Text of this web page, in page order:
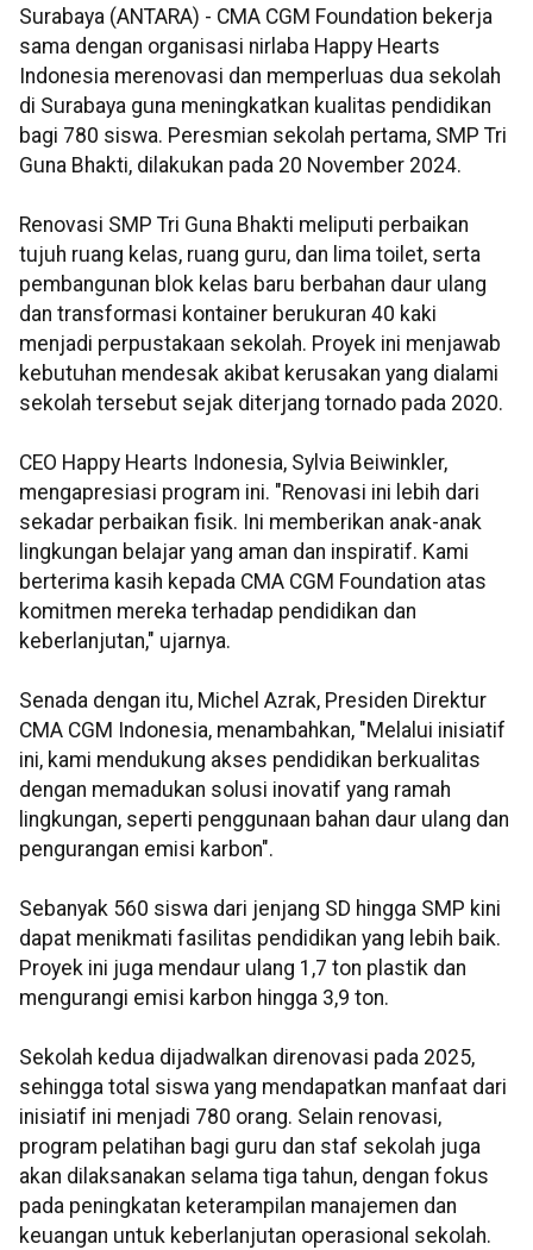
Surabaya (ANTARA) - CMA CGM Foundation bekerja
sama dengan organisasi nirlaba Happy Hearts
Indonesia merenovasi dan memperluas dua sekolah
di Surabaya guna meningkatkan kualitas pendidikan
bagi 780 siswa. Peresmian sekolah pertama, SMP Tri
Guna Bhakti, dilakukan pada 20 November 2024.
Renovasi SMP Tri Guna Bhakti meliputi perbaikan
tujuh ruang kelas, ruang guru, dan lima toilet, serta
pembangunan blok kelas baru berbahan daur ulang
dan transformasi kontainer berukuran 40 kaki
menjadi perpustakaan sekolah. Proyek ini menjawab
kebutuhan mendesak akibat kerusakan yang dialami
sekolah tersebut sejak diterjang tornado pada 2020.
CEO Happy Hearts Indonesia, Sylvia Beiwinkler,
mengapresiasi program ini. "Renovasi ini lebih dari
sekadar perbaikan fisik. Ini memberikan anak-anak
lingkungan belajar yang aman dan inspiratif. Kami
berterima kasih kepada CMA CGM Foundation atas
komitmen mereka terhadap pendidikan dan
keberlanjutan," ujarnya.
Senada dengan itu, Michel Azrak, Presiden Direktur
CMA CGM Indonesia, menambahkan, "Melalui inisiatif
ini, kami mendukung akses pendidikan berkualitas
dengan memadukan solusi inovatif yang ramah
lingkungan, seperti penggunaan bahan daur ulang dan
pengurangan emisi karbon".
Sebanyak 560 siswa dari jenjang SD hingga SMP kini
dapat menikmati fasilitas pendidikan yang lebih baik.
Proyek ini juga mendaur ulang 1,7 ton plastik dan
mengurangi emisi karbon hingga 3,9 ton.
Sekolah kedua dijadwalkan direnovasi pada 2025,
sehingga total siswa yang mendapatkan manfaat dari
inisiatif ini menjadi 780 orang. Selain renovasi,
program pelatihan bagi guru dan staf sekolah juga
akan dilaksanakan selama tiga tahun, dengan fokus
pada peningkatan keterampilan manajemen dan
keuangan untuk keberlanjutan operasional sekolah.